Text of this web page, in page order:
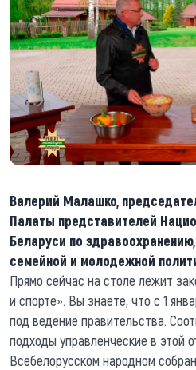
Валерий Малашко,
Палаты представителей
Беларуси по
семейной и молодежной
Прямо сейчас на столе лежит
и спорте». Вы знаете, что с 1
под ведение правительства.
подходы управленческие в этой
Всебелорусском народном